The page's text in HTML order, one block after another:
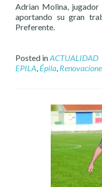
Adrian Molina,
aportando su gran
Preferente.
Posted inACTUALIDAD
EPILA, Épila,